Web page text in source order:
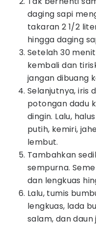
daging sapi
takaran 2 1/2
hingga daging
Setelah 30
kembali dan
jangan dibuang
Selanjutnya, iris
potongan dadu
dingin. Lalu,
putih, kemiri,
lembut.
Tambahkan
sempurna.
dan lengkuas
Lalu, tumis
lengkuas, lada
salam, dan